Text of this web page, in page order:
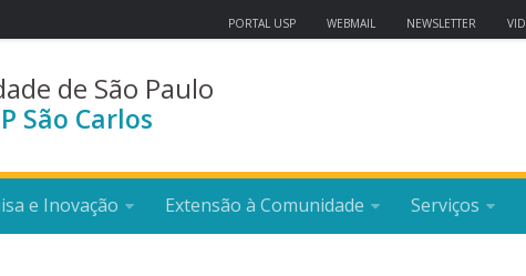
PORTAL USP WEBMAIL NEWSLETTER
de São Paulo
São Carlos
e Inovação Extensão à Comunidade Serviços